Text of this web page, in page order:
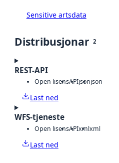
Sensitive artsdata
Distribusjonar 2
REST-API
Open lisensAPIjsonjson
Last ned
WFS-tjeneste
Open lisensAPIxmlxml
Last ned